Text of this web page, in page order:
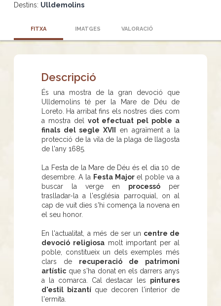
Destins: Ulldemolins
FITXA IMATGES VALORACIÓ
Descripció
És una mostra de la gran devoció que
Ulldemolins té per la Mare de Déu de
Loreto. Ha arribat fins els nostres dies com
a mostra del vot efectuat pel poble a
finals del segle XVII
en agraïment a la
protecció de la vila de la plaga de llagosta
de l'any 1685.
La Festa de la Mare de Déu és el dia 10 de
desembre. A la Festa Majorel poble va a
buscar la verge en processó per
traslladar-la a l'església parroquial, on al
cap de vuit dies s'hi comença la novena en
el seu honor.
En l'actualitat, a més de ser un centre de
devoció religiosamolt important per al
poble, constitueix un dels exemples més
clars de recuperació de patrimoni
artístic que s'ha donat en els darrers anys
a la comarca. Cal destacar les pintures
d'estil bizantíque decoren l'interior de
l'ermita.